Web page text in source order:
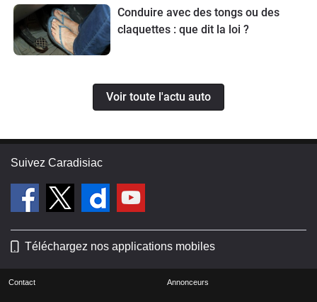
Conduire avec des tongs ou des
claquettes : que dit la loi ?
Voir toute l'actu auto
Suivez Caradisiac
Téléchargez nos applications mobiles
Contact Annonceurs